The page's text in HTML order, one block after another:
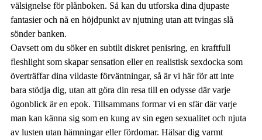
välsignelse för plånboken. Så kan du utforska dina djupaste
fantasier och nå en höjdpunkt av njutning utan att tvingas slå
sönder banken.
Oavsett om du söker en subtilt diskret penisring, en kraftfull
fleshlight som skapar sensation eller en realistisk sexdocka som
överträffar dina vildaste förväntningar, så är vi här för att inte
bara stödja dig, utan att göra din resa till en odysse där varje
ögonblick är en epok. Tillsammans formar vi en sfär där varje
man kan känna sig som en kung av sin egen sexualitet och njuta
av lusten utan hämningar eller fördomar. Hälsar dig varmt